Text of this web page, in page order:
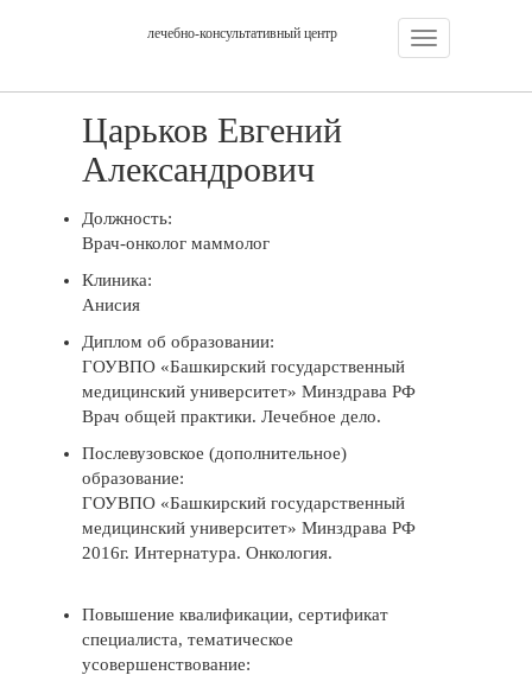
лечебно-консультативный центр Навигация:
Царьков Евгений
Александрович
Должность:
Врач-онколог маммолог
Клиника:
Анисия
Диплом об образовании:
ГОУВПО «Башкирский государственный
медицинский университет» Минздрава РФ
Врач общей практики. Лечебное дело.
Послевузовское (дополнительное)
образование:
ГОУВПО «Башкирский государственный
медицинский университет» Минздрава РФ
2016г. Интернатура. Онкология.
Повышение квалификации, сертификат
специалиста, тематическое
усовершенствование: